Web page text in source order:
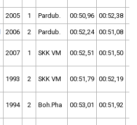
2005 1 Pardub. 00:50,96 00:52,38
2006 2 Pardub. 00:52,24 00:51,08
2007 1 SKK VM 00:52,51 00:51,50
1993 2 SKK VM 00:51,79 00:52,19
1994 2 Boh.Pha 00:53,01 00:51,92